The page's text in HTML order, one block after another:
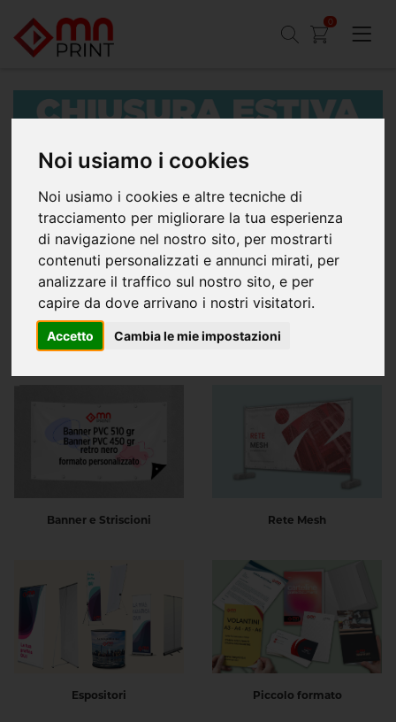
Noi usiamo i cookies
Noi usiamo i cookies e altre tecniche di
tracciamento per migliorare la tua esperienza
di navigazione nel nostro sito, per mostrarti
contenuti personalizzati e annunci mirati, per
analizzare il traffico sul nostro sito, e per
capire da dove arrivano i nostri visitatori.
Accetto Cambia le mie impostazioni
0
PROMOZIONI Manifesti e poster
Banner e Striscioni Rete Mesh
Espositori Piccolo formato